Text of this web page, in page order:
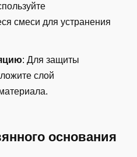
смеси для устранения
: Для защиты
слой
основания